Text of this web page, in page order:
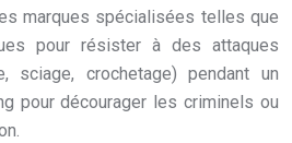
marques spécialisées telles que
pour résister à des attaques
sciage, crochetage) pendant un
pour décourager les criminels ou